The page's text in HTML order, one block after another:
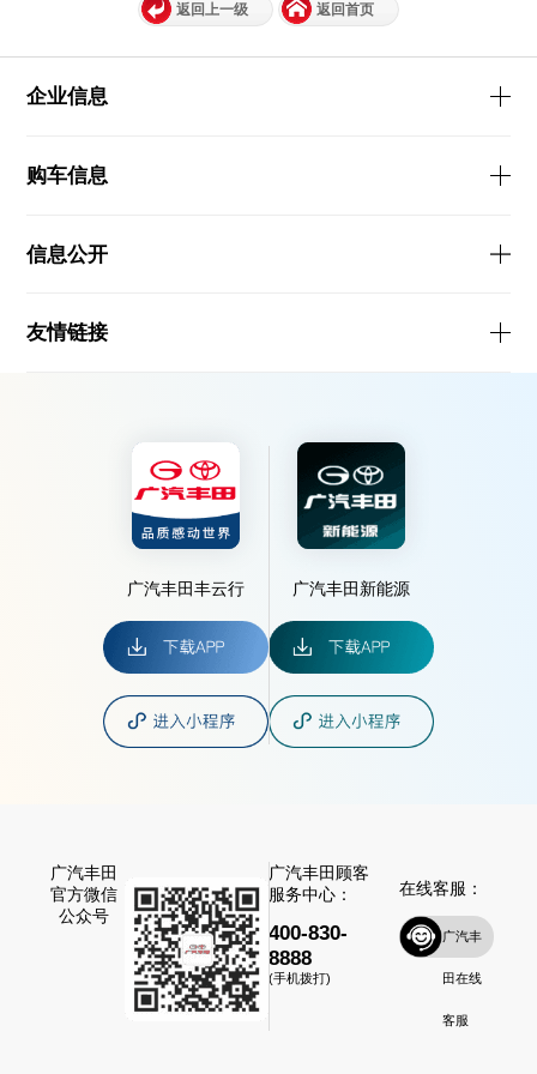
返回上一级 返回首页
企业信息
购车信息
信息公开
友情链接
广汽丰田丰云行 广汽丰田新能源
广汽丰田
官方微信
公众号
广汽丰田顾客
服务中心：
400-830-
8888
(手机拨打)
在线客服：
广汽丰
田在线
客服